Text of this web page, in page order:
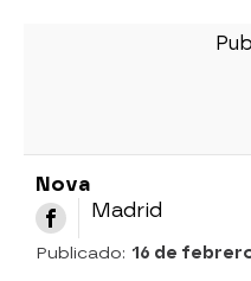
Nova
Madrid
Publicado: 16 de febrero